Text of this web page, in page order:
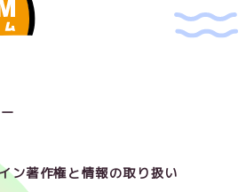
ン著作権と情報の取り扱い